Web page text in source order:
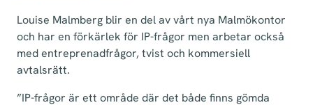
Louise Malmberg blir en del av vårt nya Malmökontor
och har en förkärlek för IP-frågor men arbetar också
med entreprenadfrågor, tvist och kommersiell
avtalsrätt.
”IP-frågor är ett område där det både finns gömda